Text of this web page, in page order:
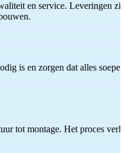
en service. Leveringen
is en zorgen dat alles
tot montage. Het proces